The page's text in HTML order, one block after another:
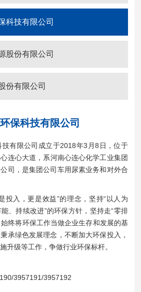
科技有限公司
股份有限公司
份有限公司
保科技有限公司
有限公司成立于2018年3月8日，位于
连心大道， 系河南心连心化学工业集团
司，是集团公司车用尿素业务和对外合
投入，更是效益”的理念，坚持“以人为
、持续改进”的环保方针，坚持走“零排
始终将环保工作当做企业生存和发展的基
承绿色发展理念，不断加大环保投入，
升级等工作，争做行业环保标杆。
3957191/3957192